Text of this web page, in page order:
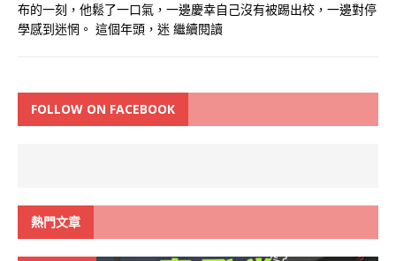
布的一刻，他鬆了一口氣，一邊慶幸自己沒有被踢出校，一邊對停
學感到迷惘。 這個年頭，迷 繼續閱讀
FOLLOW ON FACEBOOK
熱門文章